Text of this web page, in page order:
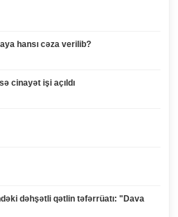
hansı cəza verilib?
cinayət işi açıldı
dəhşətli qətlin təfərrüatı: "Dava